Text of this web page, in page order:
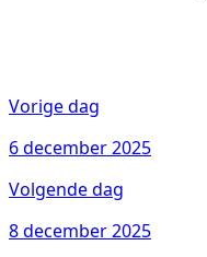
Vorige dag
6 december 2025
Volgende dag
8 december 2025